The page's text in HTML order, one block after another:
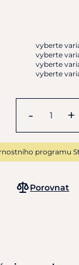
vyberte
vyberte
vyberte
vyberte
- +
programu
Porovnat